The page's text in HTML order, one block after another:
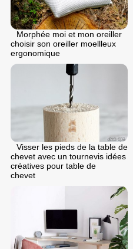
Morphée moi et mon oreiller
choisir son oreiller moellleux
ergonomique
Visser les pieds de la table de
chevet avec un tournevis idées
créatives pour table de
chevet